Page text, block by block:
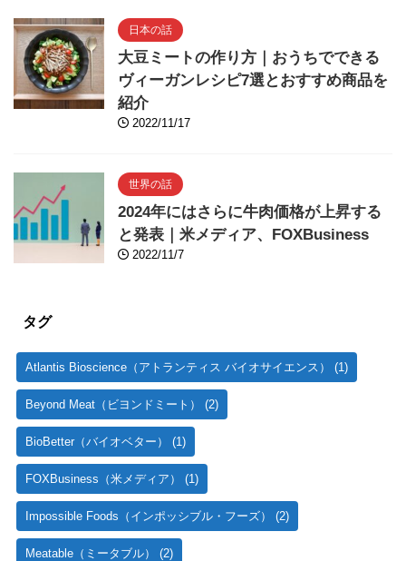
日本の話
大豆ミートの作り方｜おうちでできる
ヴィーガンレシピ7選とおすすめ商品を
紹介
2022/11/17
世界の話
2024年にはさらに牛肉価格が上昇する
と発表｜米メディア、FOXBusiness
2022/11/7
タグ
Atlantis Bioscience（アトランティス バイオサイエンス） (1)
Beyond Meat（ビヨンドミート） (2)
BioBetter（バイオベター） (1)
FOXBusiness（米メディア） (1)
Impossible Foods（インポッシブル・フーズ） (2)
Meatable（ミータブル） (2)